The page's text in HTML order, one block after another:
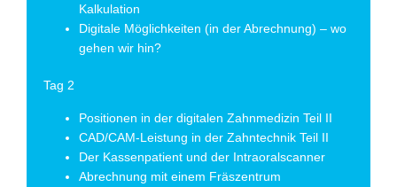
Kalkulation
Digitale Möglichkeiten (in der Abrechnung) – wo
gehen wir hin?
Tag 2
Positionen in der digitalen Zahnmedizin Teil II
CAD/CAM-Leistung in der Zahntechnik Teil II
Der Kassenpatient und der Intraoralscanner
Abrechnung mit einem Fräszentrum